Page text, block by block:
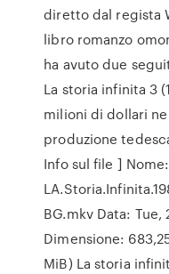
diretto dal regista
libro romanzo
ha avuto due
La storia infinita 3
milioni di dollari
produzione
Info sul file ] Nome:
BG.mkv Data: Tue,
Dimensione:
MiB) La storia